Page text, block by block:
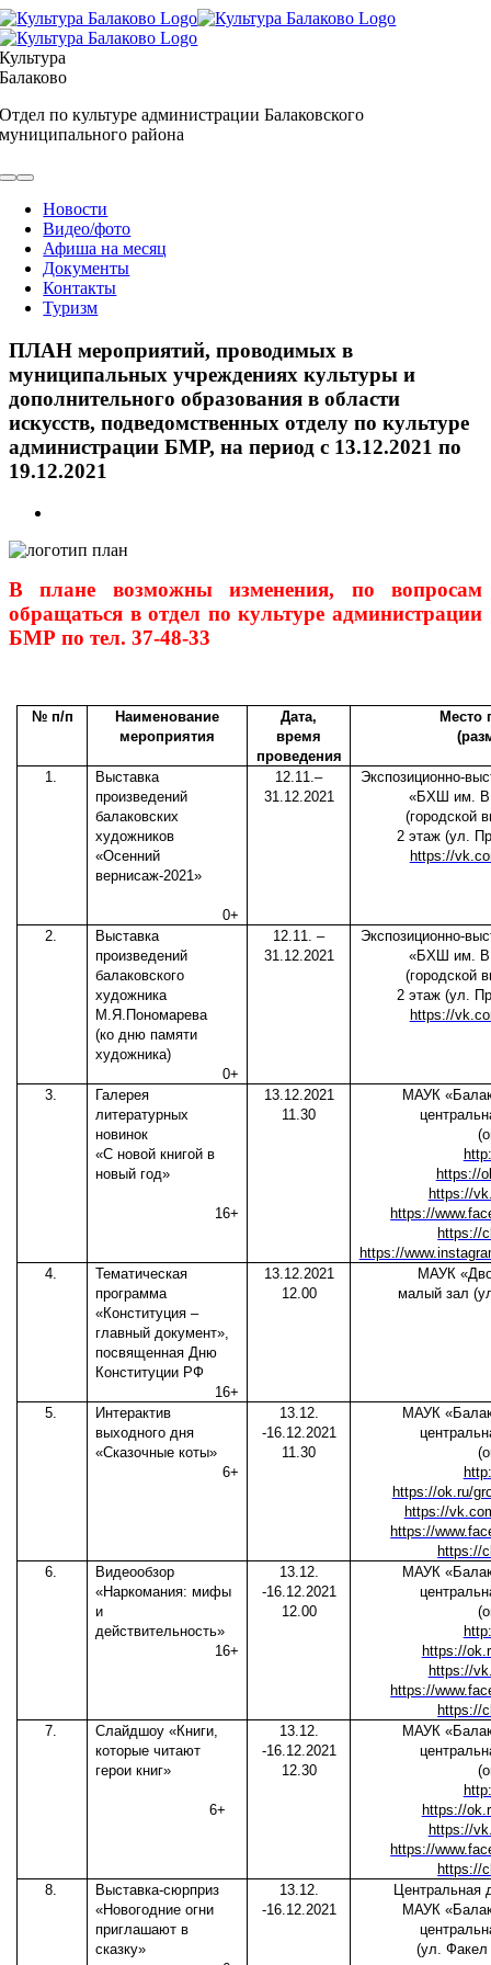
Skip
to
content
Культура
Балаково
Отдел по культуре администрации Балаковского
муниципального района
Toggle
NavigationНовости
Видео/фото
Афиша на месяц
Документы
Контакты
Туризм
ПЛАН мероприятий, проводимых в
муниципальных учреждениях культуры и
дополнительного образования в области
искусств, подведомственных отделу по культуре
администрации БМР, на период с 13.12.2021 по
19.12.2021
Image
В плане возможны изменения, по вопросам
обращаться в отдел по культуре администрации
БМР по тел. 37-48-33
№ п/п
Наименование
мероприятия
Дата,
время
проведения
Место
1.
Выставка
произведений
балаковских
художников
«Осенний
вернисаж-2021»
0+
12.11.–
31.12.2021
Экспозиционно-
«БХШ им.
(городской
2 этаж (ул.
https://
2.
Выставка
произведений
балаковского
художника
М.Я.Пономарева
(ко дню памяти
художника)
0+
12.11. –
31.12.2021
Экспозиционно-
«БХШ им.
(городской
2 этаж (ул.
https://
3.
Галерея
литературных
новинок
«С новой книгой в
новый год»
16+
13.12.2021
11.30
МАУК
https://
https://
https://
https://
https://
4.
Тематическая
программа
«Конституция –
главный документ»,
посвященная Дню
Конституции РФ
16+
13.12.2021
12.00
МАУК
малый зал
5.
Интерактив
выходного дня
«Сказочные коты»
6+
13.12.
-16.12.2021
11.30
МАУК
http
https://ok.ru/
https://
https://
https://
6.
Видеообзор
«Наркомания: мифы
и
действительность»
16+
13.12.
-16.12.2021
12.00
МАУК
https://
https://
https://
https://
7.
Слайдшоу «Книги,
которые читают
герои книг»
6+
13.12.
-16.12.2021
12.30
МАУК
https://
https://
https://
https://
8.
Выставка-сюрприз
«Новогодние огни
приглашают в
сказку»
13.12.
-16.12.2021
Центральная
МАУК
(ул. Факел